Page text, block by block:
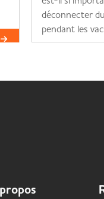
déconnecter
pendant les